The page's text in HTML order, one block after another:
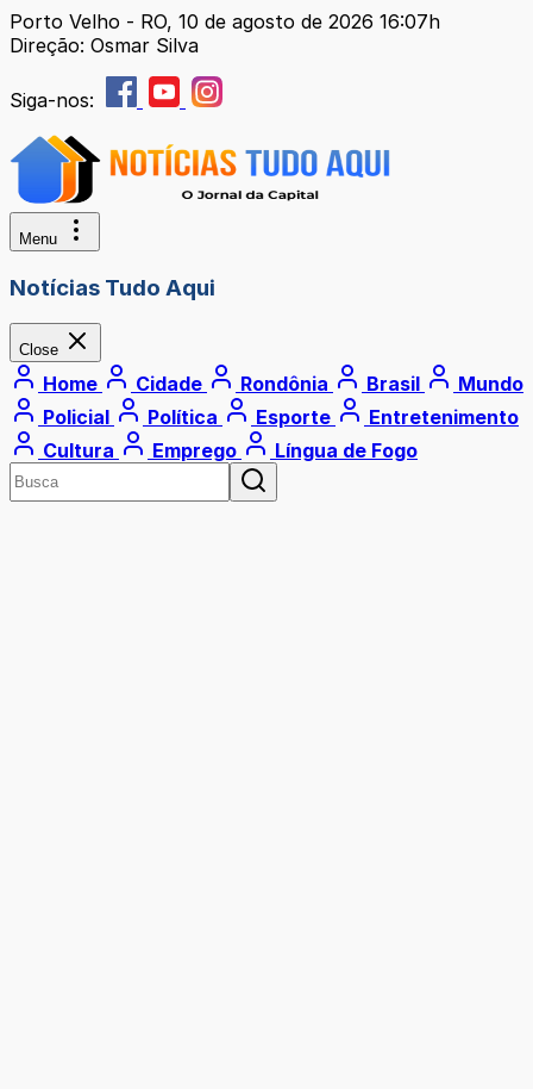
Porto Velho - RO, 10 de agosto de 2026 16:07h
Direção: Osmar Silva
Siga-nos:
Menu
Notícias Tudo Aqui
Close
Home Cidade Rondônia Brasil
Mundo
Policial
Política Esporte
Entretenimento
Cultura
Emprego Língua de Fogo